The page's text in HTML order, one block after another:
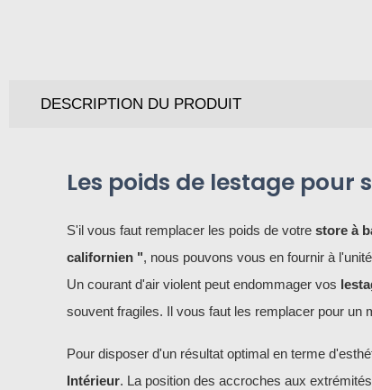
DESCRIPTION DU PRODUIT
Les poids de lestage pour
S'il vous faut remplacer les poids de votre store à
californien ", nous pouvons vous en fournir à
Un courant d'air violent peut endommager vos
souvent fragiles. Il vous faut les remplacer pour un
Pour disposer d'un résultat optimal en terme
Intérieur. La position des accroches aux